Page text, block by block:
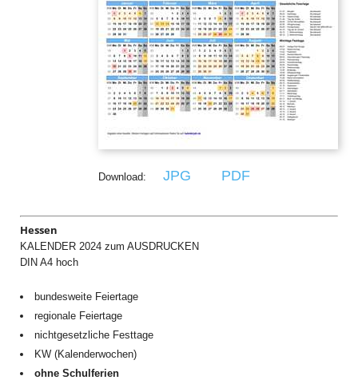
Download: JPG PDF
Hessen
KALENDER 2024 zum AUSDRUCKEN
DIN A4 hoch
bundesweite Feiertage
regionale Feiertage
nichtgesetzliche Festtage
KW (Kalenderwochen)
ohne Schulferien